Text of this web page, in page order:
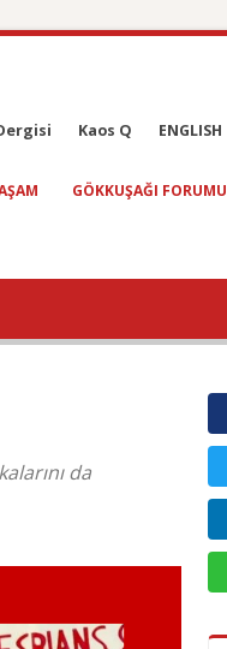
Kaos Q ENGLISH
GÖKKUŞAĞI FORUMU
da